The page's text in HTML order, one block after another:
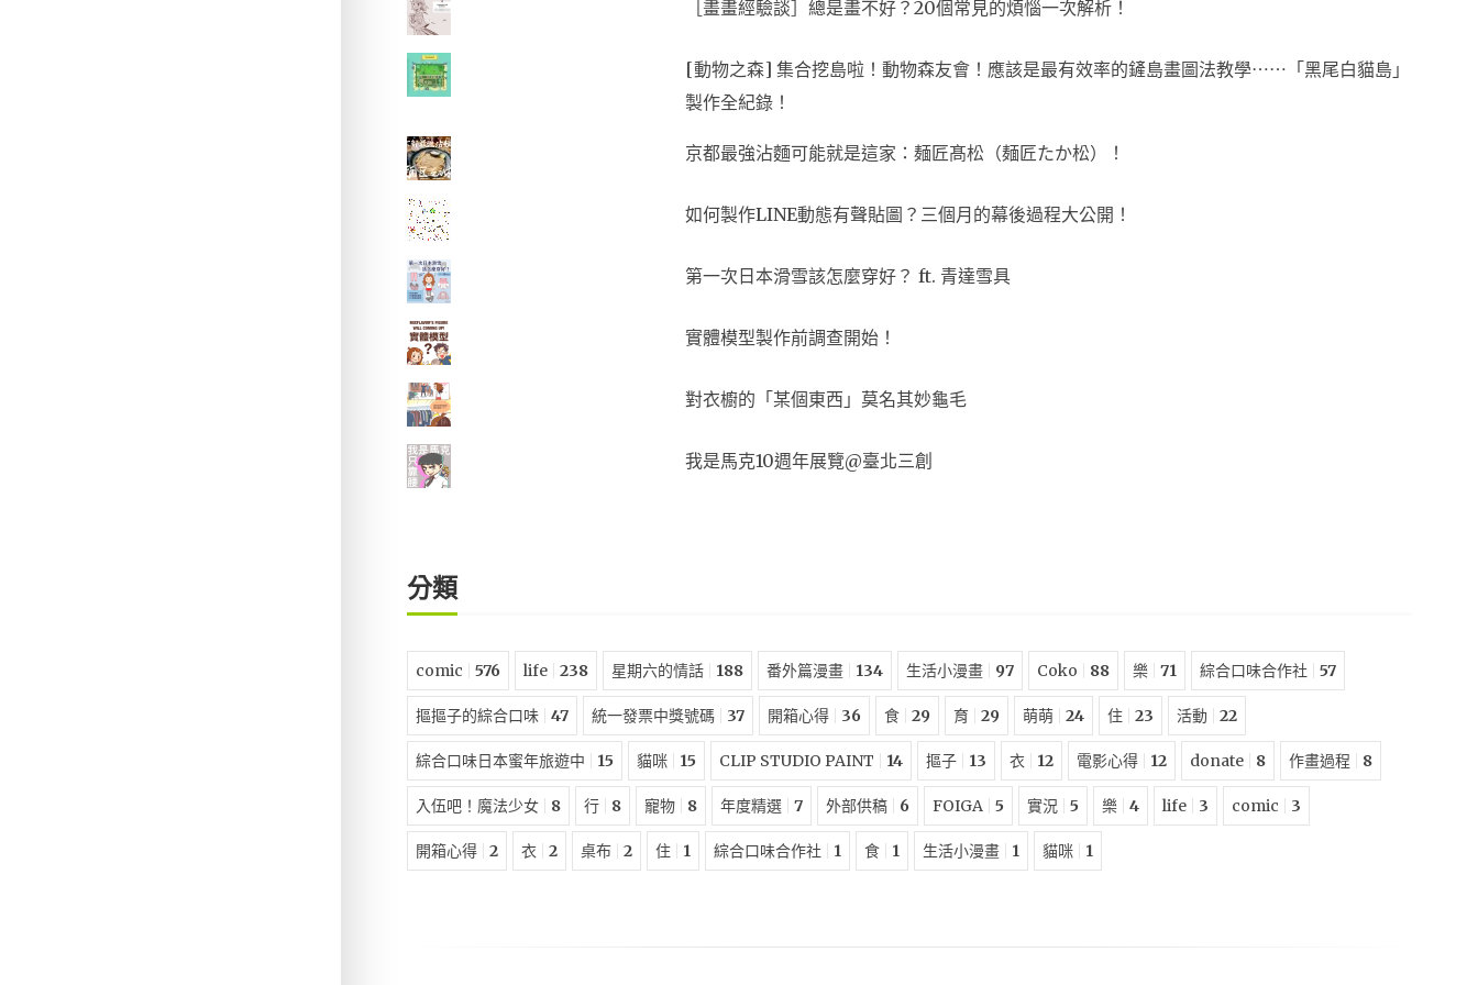
［畫畫經驗談］總是畫不好？20個常見的煩惱一次解析！
[動物之森] 集合挖島啦！動物森友會！應該是最有效率的鏟島畫圖法教學⋯⋯「黑尾白貓島」
製作全紀錄！
京都最強沾麵可能就是這家：麺匠髙松（麺匠たか松）！
如何製作LINE動態有聲貼圖？三個月的幕後過程大公開！
第一次日本滑雪該怎麼穿好？ ft. 青達雪具
實體模型製作前調查開始！
對衣櫥的「某個東西」莫名其妙龜毛
我是馬克10週年展覽@臺北三創
分類
comic 576 life 238 星期六的情話 188 番外篇漫畫 134 生活小漫畫 97 Coko 88 樂 71 綜合口味合作社 57
摳摳子的綜合口味 47 統一發票中獎號碼 37 開箱心得 36 食 29 育 29 萌萌 24 住 23 活動 22
綜合口味日本蜜年旅遊中 15 貓咪 15 CLIP STUDIO PAINT 14 摳子 13 衣 12 電影心得 12 donate 8 作畫過程 8
入伍吧！魔法少女 8 行 8 寵物 8 年度精選 7 外部供稿 6 FOIGA 5 實況 5 樂 4 life 3 comic 3
開箱心得 2 衣 2 桌布 2 住 1 綜合口味合作社 1 食 1 生活小漫畫 1 貓咪 1